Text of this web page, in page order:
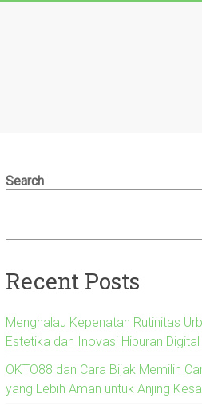
Search
Recent Posts
Menghalau Kepenatan Rutinitas
Estetika dan Inovasi Hiburan
OKTO88 dan Cara Bijak Memilih
yang Lebih Aman untuk Anjing